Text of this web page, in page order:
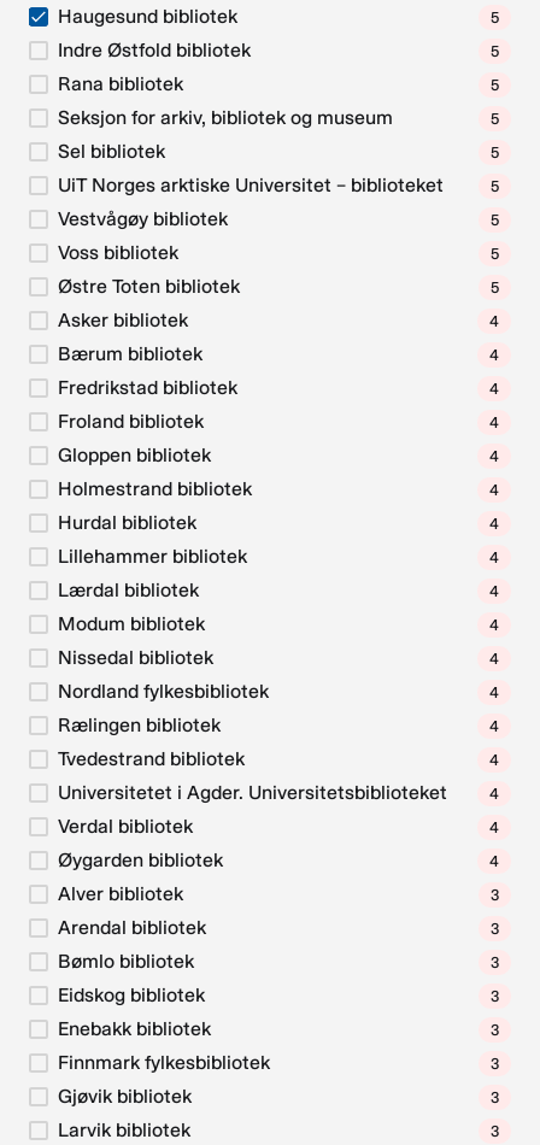
Haugesund bibliotek 5
Indre Østfold bibliotek 5
Rana bibliotek 5
Seksjon for arkiv, bibliotek og museum 5
Sel bibliotek 5
UiT Norges arktiske Universitet – biblioteket 5
Vestvågøy bibliotek 5
Voss bibliotek 5
Østre Toten bibliotek 5
Asker bibliotek 4
Bærum bibliotek 4
Fredrikstad bibliotek 4
Froland bibliotek 4
Gloppen bibliotek 4
Holmestrand bibliotek 4
Hurdal bibliotek 4
Lillehammer bibliotek 4
Lærdal bibliotek 4
Modum bibliotek 4
Nissedal bibliotek 4
Nordland fylkesbibliotek 4
Rælingen bibliotek 4
Tvedestrand bibliotek 4
Universitetet i Agder. Universitetsbiblioteket 4
Verdal bibliotek 4
Øygarden bibliotek 4
Alver bibliotek 3
Arendal bibliotek 3
Bømlo bibliotek 3
Eidskog bibliotek 3
Enebakk bibliotek 3
Finnmark fylkesbibliotek 3
Gjøvik bibliotek 3
Larvik bibliotek 3